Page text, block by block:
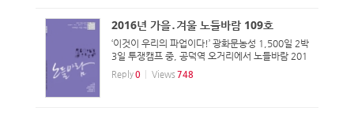
2016년 가을․겨울 노들바람 109호
‘이것이 우리의 파업이다!’ 광화문농성 1,500일 2박
3일 투쟁캠프 중, 공덕역 오거리에서 노들바람 201
6년 가을, 겨울 제 109호 2016·12 노들바람 이야
기 구성 02 노들바람을 여는 창 03 다섯 살 율이의
Reply0 Views 748